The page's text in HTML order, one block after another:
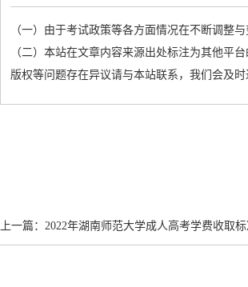
（一）由于考试政策等各方面情况在不断调整
（二）本站在文章内容来源出处标注为其他平
版权等问题存在异议请与本站联系，我们会及时
上一篇： 2022年湖南师范大学成人高考学费收取标